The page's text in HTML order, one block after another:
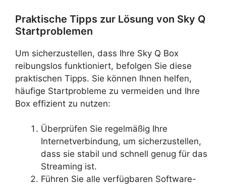
Praktische Tipps zur Lösung von Sky Q
Startproblemen
Um sicherzustellen, dass Ihre Sky Q Box
reibungslos funktioniert, befolgen Sie diese
praktischen Tipps. Sie können Ihnen helfen,
häufige Startprobleme zu vermeiden und Ihre
Box effizient zu nutzen:
Überprüfen Sie regelmäßig Ihre
Internetverbindung, um sicherzustellen,
dass sie stabil und schnell genug für das
Streaming ist.
Führen Sie alle verfügbaren Software-